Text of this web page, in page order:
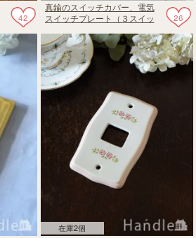
42 26
真鍮のスイッチカバー、電気
スイッチプレート（３スイッ
在庫2個